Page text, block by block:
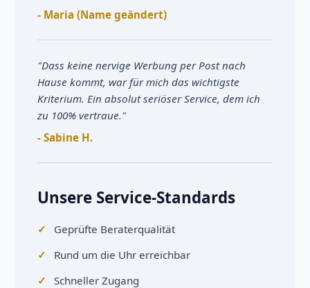
- Maria (Name geändert)
"Dass keine nervige Werbung per Post nach
Hause kommt, war für mich das wichtigste
Kriterium. Ein absolut seriöser Service, dem ich
zu 100% vertraue."
- Sabine H.
Unsere Service-Standards
Geprüfte Beraterqualität
Rund um die Uhr erreichbar
Schneller Zugang